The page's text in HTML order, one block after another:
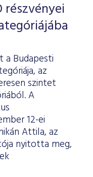
részvényei
a Budapesti
az
szintet
A
12-ei
Attila, az
nyitotta meg,